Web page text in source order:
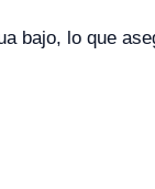
bajo, lo que